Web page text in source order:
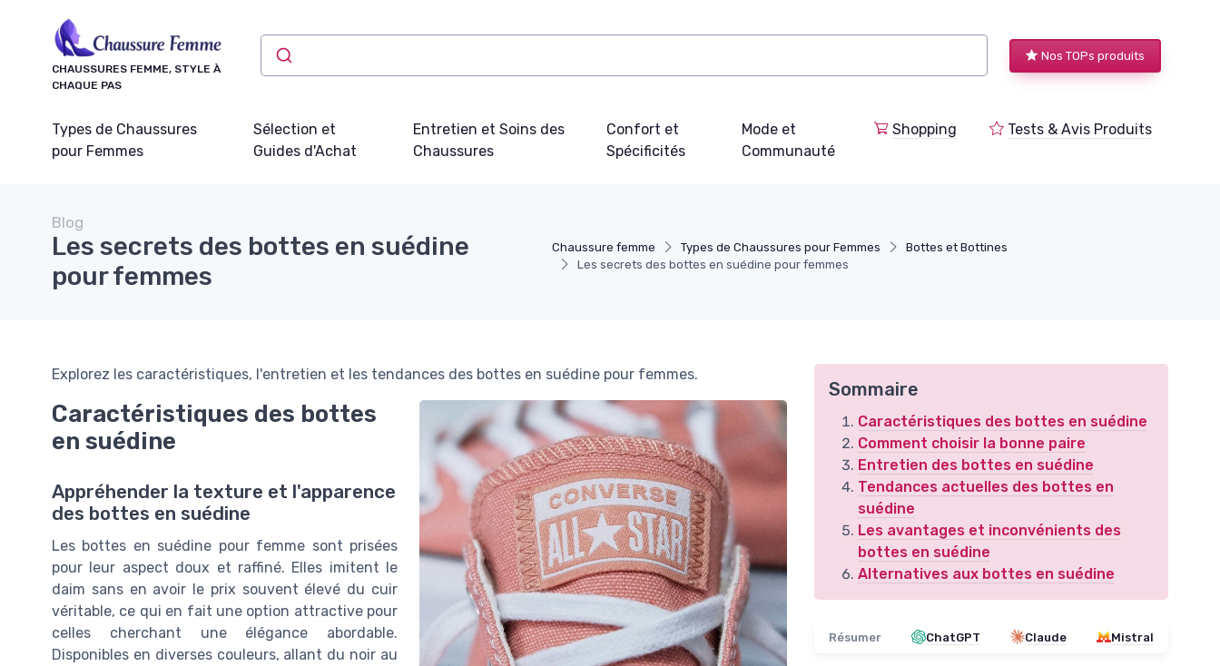
CHAUSSURES FEMME, STYLE À
CHAQUE PAS
Nos TOPs produits
Types de Chaussures
pour Femmes
Sélection et
Guides d'Achat
Entretien et Soins des
Chaussures
Confort et
Spécificités
Mode et
Communauté
Shopping Tests & Avis Produits
Chaussure femme Types de Chaussures pour Femmes
Bottes et Bottines
Les secrets des bottes en suédine pour femmes
Blog
Les secrets des bottes en suédine
pour femmes
Explorez les caractéristiques, l'entretien et les tendances des bottes en suédine pour femmes.
Caractéristiques des bottes
en suédine
Appréhender la texture et l'apparence
des bottes en suédine
Les bottes en suédine pour femme sont prisées
pour leur aspect doux et raffiné. Elles imitent le
daim sans en avoir le prix souvent élevé du cuir
véritable, ce qui en fait une option attractive pour
celles cherchant une élégance abordable.
Disponibles en diverses couleurs, allant du noir au
Sommaire
Caractéristiques des bottes en suédine
Comment choisir la bonne paire
Entretien des bottes en suédine
Tendances actuelles des bottes en
suédine
Les avantages et inconvénients des
bottes en suédine
Alternatives aux bottes en suédine
Résumer ChatGPT Claude Mistral